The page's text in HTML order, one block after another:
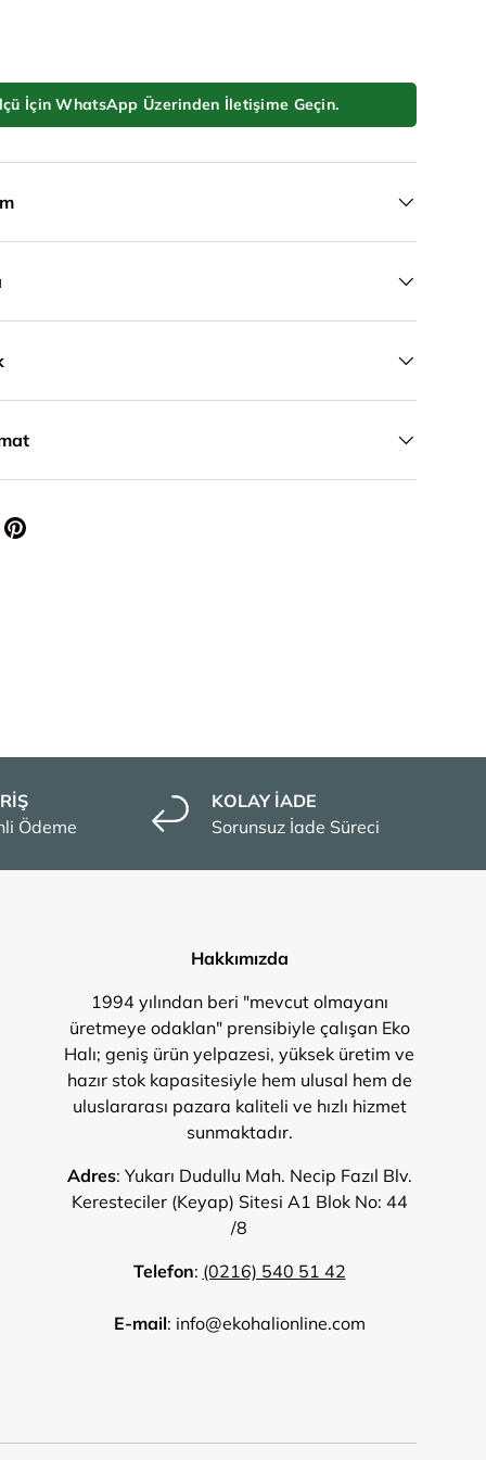
İçin WhatsApp Üzerinden İletişime Geçin.
Ödeme
KOLAY İADE
Sorunsuz İade Süreci
Hakkımızda
1994 yılından beri "mevcut olmayanı
üretmeye odaklan" prensibiyle çalışan Eko
Halı; geniş ürün yelpazesi, yüksek üretim ve
hazır stok kapasitesiyle hem ulusal hem de
uluslararası pazara kaliteli ve hızlı hizmet
sunmaktadır.
Adres: Yukarı Dudullu Mah. Necip Fazıl Blv.
Keresteciler (Keyap) Sitesi A1 Blok No: 44
/8
Telefon: (0216) 540 51 42
E-mail: info@ekohalionline.com